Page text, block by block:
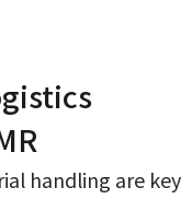
handling are key